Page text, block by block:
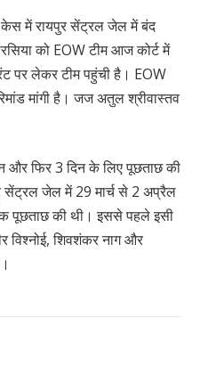
केस में रायपुर सेंट्रल जेल में बंद
को EOW टीम आज कोर्ट में
पर लेकर टीम पहुंची है। EOW
मांगी है। जज अतुल श्रीवास्तव
और फिर 3 दिन के लिए पूछताछ की
सेंट्रल जेल में 29 मार्च से 2 अप्रैल
की थी। इससे पहले इसी
विश्नोई, शिवशंकर नाग और